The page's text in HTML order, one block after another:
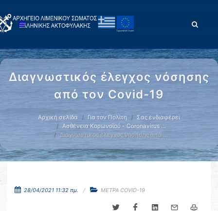
Διαγνωστικός έλεγχος νόσησης
από τον Covid-19
Αρχική σελίδα Για τον Πολίτη
Σας ενδιαφέρει
Ασθένεια Κορωνοϊού - Coronavirus …
Διαγνωστικός έλεγχος νόσησης από …
28/04/2021 11:32 πμ. ΜΕΤΡΑ COVID-19